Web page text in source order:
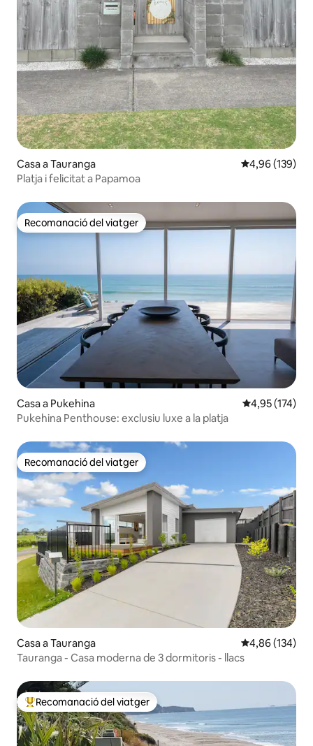
Casa a Tauranga 4,96 de
4,96 (139)
Platja i felicitat a Papamoa
Recomanació del viatger
Recomanació del viatger
Casa a Pukehina 4,95 de
4,95 (174)
Pukehina Penthouse: exclusiu luxe a la platja
Recomanació del viatger
Recomanació del viatger
Casa a Tauranga 4,86 de
4,86 (134)
Tauranga - Casa moderna de 3 dormitoris - llacs
Principals recomanacions dels viatgers
Recomanació del viatger